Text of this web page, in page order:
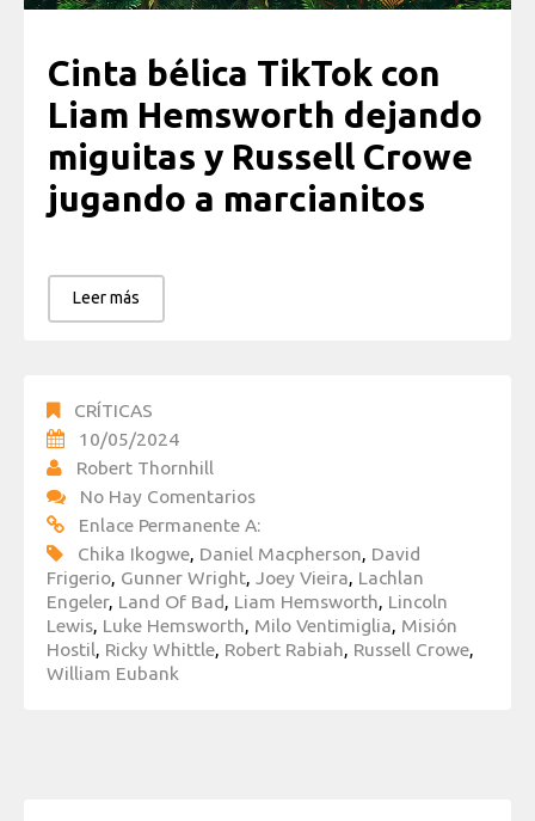
Cinta bélica TikTok con
Liam Hemsworth dejando
miguitas y Russell Crowe
jugando a marcianitos
Leer más
CRÍTICAS
10/05/2024
Robert Thornhill
No Hay Comentarios
Enlace Permanente A:
Chika Ikogwe, Daniel Macpherson, David
Frigerio, Gunner Wright, Joey Vieira, Lachlan
Engeler, Land Of Bad, Liam Hemsworth, Lincoln
Lewis, Luke Hemsworth, Milo Ventimiglia, Misión
Hostil, Ricky Whittle, Robert Rabiah, Russell Crowe,
William Eubank